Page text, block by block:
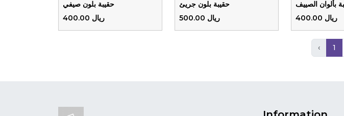
حقيبة بلون صيفي
ريال 400.00
حقيبة بلون جريئ
ريال 500.00
بألوان الصييف
ريال 400.00
‹ 1